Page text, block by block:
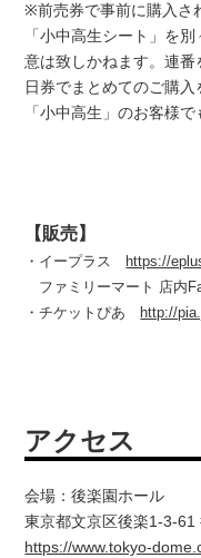
※前売券で事前に購入さ
「小中高生シート」を
意は致しかねます。連
日券でまとめてのご購
「小中高生」のお客様
【販売】
・イープラス https://
ファミリーマート 店内
・チケットぴあ
http://
アクセス
会場：後楽園ホール
東京都文京区後楽1-3-61
https://www.tokyo-